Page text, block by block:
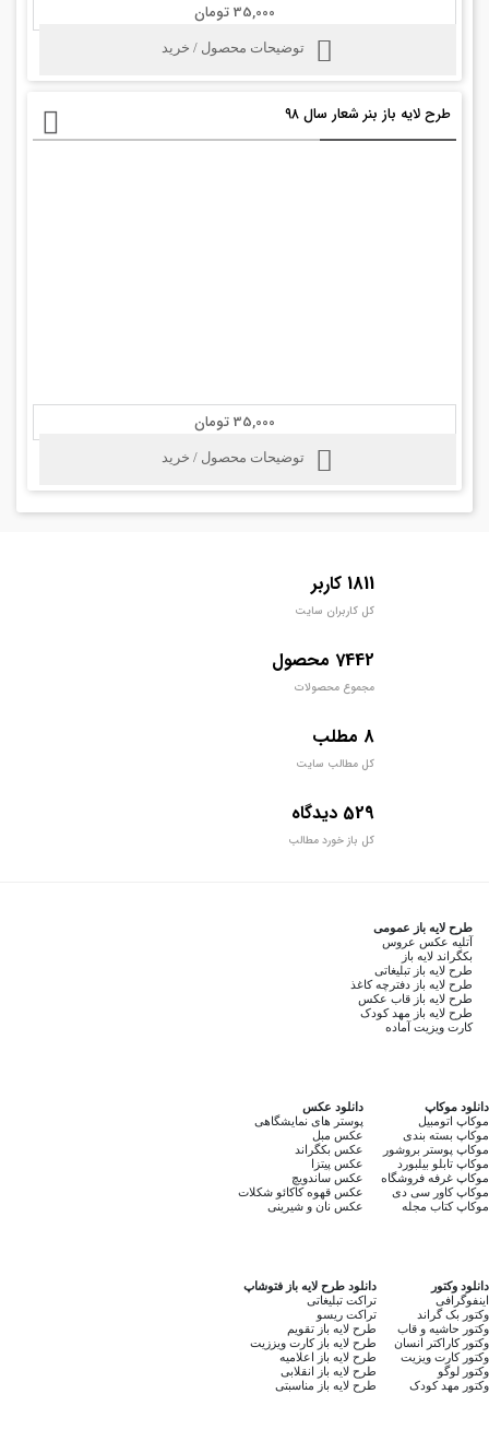
35,000 تومان
توضیحات محصول / خرید
طرح لایه باز بنر شعار سال ۹۸
35,000 تومان
توضیحات محصول / خرید
1811 کاربر
کل کاربران سایت
7442 محصول
مجموع محصولات
8 مطلب
کل مطالب سایت
529 دیدگاه
کل باز خورد مطالب
طرح لایه باز عمومی
آتلیه عکس عروس
بکگراند لایه باز
طرح لایه باز تبلیغاتی
طرح لایه باز دفترچه کاغذ
طرح لایه باز قاب عکس
طرح لایه باز مهد کودک
کارت ویزیت آماده
دانلود موکاپ
موکاپ اتومبیل
موکاپ بسته بندی
موکاپ پوستر بروشور
موکاپ تابلو بیلبورد
موکاپ غرفه فروشگاه
موکاپ کاور سی دی
موکاپ کتاب مجله
دانلود عکس
پوستر های نمایشگاهی
عکس مبل
عکس بکگراند
عکس پیتزا
عکس ساندویچ
عکس قهوه کاکائو شکلات
عکس نان و شیرینی
دانلود وکتور
اینفوگرافی
وکتور بک گراند
وکتور حاشیه و قاب
وکتور کاراکتر انسان
وکتور کارت ویزیت
وکتور لوگو
وکتور مهد کودک
دانلود طرح لایه باز فتوشاپ
تراکت تبلیغاتی
تراکت ریسو
طرح لایه باز تقویم
طرح لایه باز کارت ویززیت
طرح لایه باز اعلامیه
طرح لایه باز انقلابی
طرح لایه باز مناسبتی